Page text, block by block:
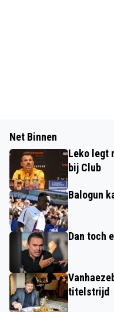
Net Binnen
Leko legt
bij Club
Balogun
Dan toch
titelstrijd